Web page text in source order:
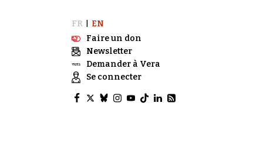
FR
EN
Faire un don
Newsletter
Demander à Vera
Se connecter